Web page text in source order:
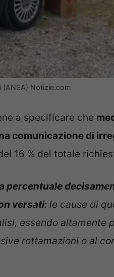
(ANSA) Notizie.com
a specificare che
comunicazione di
16 % del totale
percentuale
versati: le cause di
essendo altamente
rottamazioni o al